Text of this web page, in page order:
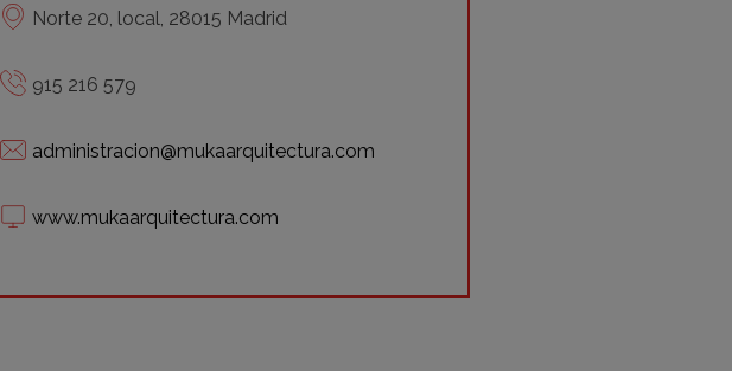
Norte 20, local, 28015 Madrid
915 216 579
administracion@mukaarquitectura.com
www.mukaarquitectura.com